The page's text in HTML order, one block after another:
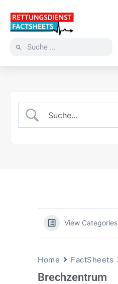
View Categories
Home FactSheets
Brechzentrum